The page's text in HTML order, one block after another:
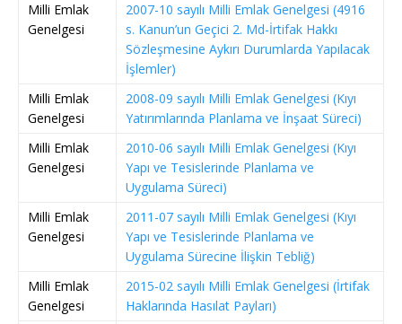
Milli Emlak
Genelgesi
2007-10 sayılı Milli Emlak Genelgesi (4916
s. Kanun’un Geçici 2. Md-İrtifak Hakkı
Sözleşmesine Aykırı Durumlarda Yapılacak
İşlemler)
Milli Emlak
Genelgesi
2008-09 sayılı Milli Emlak Genelgesi (Kıyı
Yatırımlarında Planlama ve İnşaat Süreci)
Milli Emlak
Genelgesi
2010-06 sayılı Milli Emlak Genelgesi (Kıyı
Yapı ve Tesislerinde Planlama ve
Uygulama Süreci)
Milli Emlak
Genelgesi
2011-07 sayılı Milli Emlak Genelgesi (Kıyı
Yapı ve Tesislerinde Planlama ve
Uygulama Sürecine İlişkin Tebliğ)
Milli Emlak
Genelgesi
2015-02 sayılı Milli Emlak Genelgesi (İrtifak
Haklarında Hasılat Payları)